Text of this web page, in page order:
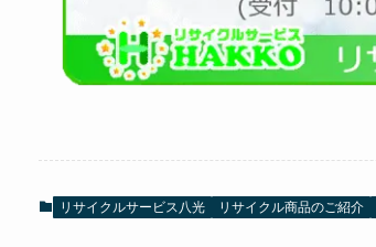
リサイクルサービス八光 リサイクル商品のご紹介